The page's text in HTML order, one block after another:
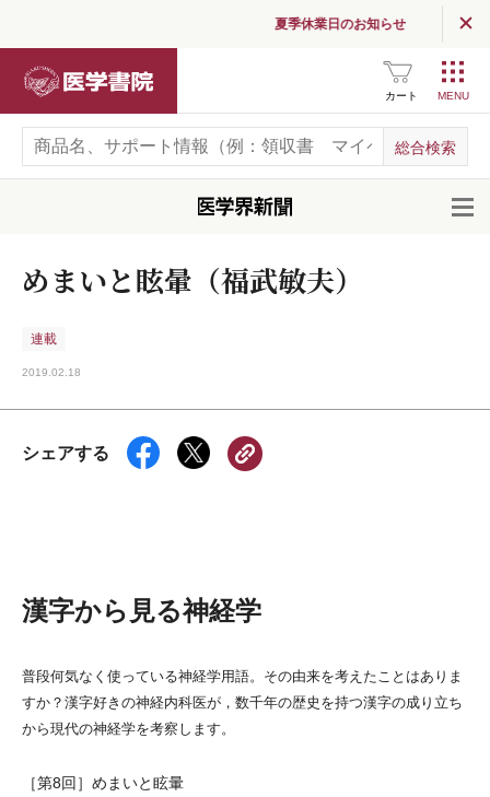
夏季休業日のお知らせ
カート
めまいと眩暈（福武敏夫）
連載
2019.02.18
シェアする
漢字から見る神経学
普段何気なく使っている神経学用語。その由来を考えたことはありま
すか？漢字好きの神経内科医が，数千年の歴史を持つ漢字の成り立ち
から現代の神経学を考察します。
［第8回］めまいと眩暈